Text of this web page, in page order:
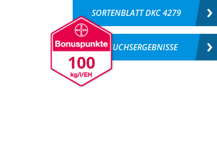
100
SORTENBLATT DKC 4279
VERSUCHSERGEBNISSE